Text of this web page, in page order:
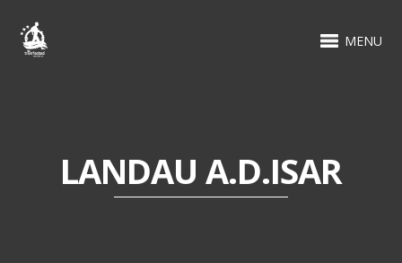
MENU
LANDAU A.D.ISAR